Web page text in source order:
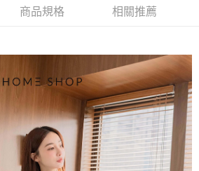
前往確認交易或遇審核未通過，訂單將自動取
「大哥付你分期」於每月結算日後寄送繳費提
可選擇「超商條碼／台灣大直營門市／銀行轉
」等通路繳費。
份有限公司」（以下簡稱本公司）所提供，讓
務購買商品或服務，並由商店將買賣／分期付款
，依約使用本公司帳單繳交帳款。
需綁卡、不需儲值。
程】
先享後付」後，將跳轉至「AFTEE先享後付」
確認金額後，即可完成結帳。
到繳費通知簡訊。
天內，點擊此簡訊中的連結，可透過四大超商／
式進行付款，方視為交易完成。
下不需立刻繳費，但若您需要取消訂單，請聯絡
同意取消之訂單仍視為有效，需透過AFTEE先享
商品規格 相關推薦